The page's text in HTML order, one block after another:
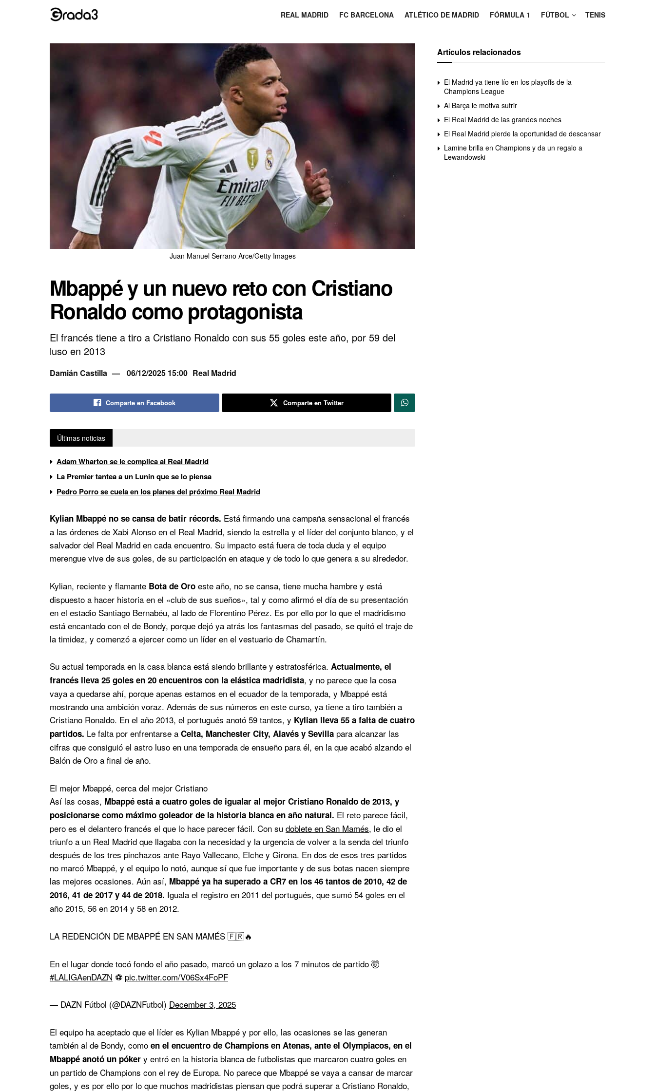
REAL MADRID FC BARCELONA ATLÉTICO DE MADRID FÓRMULA 1 FÚTBOL TENIS
Juan Manuel Serrano Arce/Getty Images
Mbappé y un nuevo reto con Cristiano
Ronaldo como protagonista
El francés tiene a tiro a Cristiano Ronaldo con sus 55 goles este año, por 59 del
luso en 2013
Damián Castilla 06/12/2025 15:00 Real Madrid
Comparte en Facebook Comparte en Twitter
Últimas noticias
Adam Wharton se le complica al Real Madrid
La Premier tantea a un Lunin que se lo piensa
Pedro Porro se cuela en los planes del próximo Real Madrid
Kylian Mbappé no se cansa de batir récords. Está firmando una campaña sensacional el francés
a las órdenes de Xabi Alonso en el Real Madrid, siendo la estrella y el líder del conjunto blanco, y el
salvador del Real Madrid en cada encuentro. Su impacto está fuera de toda duda y el equipo
merengue vive de sus goles, de su participación en ataque y de todo lo que genera a su alrededor.
Kylian, reciente y flamante Bota de Oro este año, no se cansa, tiene mucha hambre y está
dispuesto a hacer historia en el «club de sus sueños», tal y como afirmó el día de su presentación
en el estadio Santiago Bernabéu, al lado de Florentino Pérez. Es por ello por lo que el madridismo
está encantado con el de Bondy, porque dejó ya atrás los fantasmas del pasado, se quitó el traje de
la timidez, y comenzó a ejercer como un líder en el vestuario de Chamartín.
Su actual temporada en la casa blanca está siendo brillante y estratosférica. Actualmente, el
francés lleva 25 goles en 20 encuentros con la elástica madridista, y no parece que la cosa
vaya a quedarse ahí, porque apenas estamos en el ecuador de la temporada, y Mbappé está
mostrando una ambición voraz. Además de sus números en este curso, ya tiene a tiro también a
Cristiano Ronaldo. En el año 2013, el portugués anotó 59 tantos, y Kylian lleva 55 a falta de cuatro
partidos. Le falta por enfrentarse a Celta, Manchester City, Alavés y Sevilla para alcanzar las
cifras que consiguió el astro luso en una temporada de ensueño para él, en la que acabó alzando el
Balón de Oro a final de año.
El mejor Mbappé, cerca del mejor Cristiano
Así las cosas, Mbappé está a cuatro goles de igualar al mejor Cristiano Ronaldo de 2013, y
posicionarse como máximo goleador de la historia blanca en año natural. El reto parece fácil,
pero es el delantero francés el que lo hace parecer fácil. Con su doblete en San Mamés, le dio el
triunfo a un Real Madrid que llagaba con la necesidad y la urgencia de volver a la senda del triunfo
después de los tres pinchazos ante Rayo Vallecano, Elche y Girona. En dos de esos tres partidos
no marcó Mbappé, y el equipo lo notó, aunque sí que fue importante y de sus botas nacen siempre
las mejores ocasiones. Aún así, Mbappé ya ha superado a CR7 en los 46 tantos de 2010, 42 de
2016, 41 de 2017 y 44 de 2018. Iguala el registro en 2011 del portugués, que sumó 54 goles en el
año 2015, 56 en 2014 y 58 en 2012.
LA REDENCIÓN DE MBAPPÉ EN SAN MAMÉS 🇫🇷🔥
En el lugar donde tocó fondo el año pasado, marcó un golazo a los 7 minutos de partido 🤯
#LALIGAenDAZN ⚽️ pic.twitter.com/V06Sx4FoPF
— DAZN Fútbol (@DAZNFutbol) December 3, 2025
El equipo ha aceptado que el líder es Kylian Mbappé y por ello, las ocasiones se las generan
también al de Bondy, como en el encuentro de Champions en Atenas, ante el Olympiacos, en el
Mbappé anotó un póker y entró en la historia blanca de futbolistas que marcaron cuatro goles en
un partido de Champions con el rey de Europa. No parece que Mbappé se vaya a cansar de marcar
goles, y es por ello por lo que muchos madridistas piensan que podrá superar a Cristiano Ronaldo,
Artículos relacionados
El Madrid ya tiene lío en los playoffs de la
Champions League
Al Barça le motiva sufrir
El Real Madrid de las grandes noches
El Real Madrid pierde la oportunidad de descansar
Lamine brilla en Champions y da un regalo a
Lewandowski